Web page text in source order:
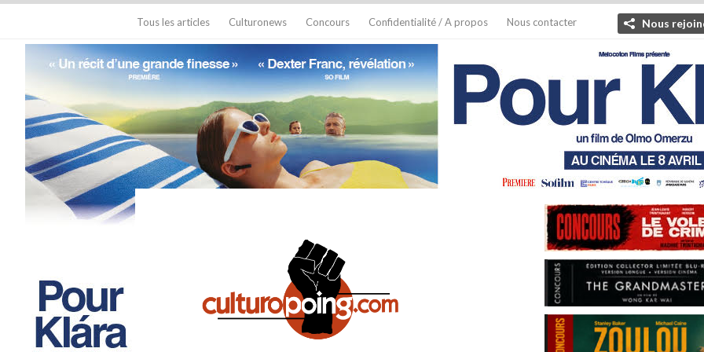
Tous les articles Culturonews Concours Confidentialité / A propos Nous contacter Nous